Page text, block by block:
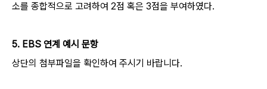
소를 종합적으로 고려하여 2점 혹은 3점을 부여하였다.
5. EBS 연계 예시 문항
상단의 첨부파일을 확인하여 주시기 바랍니다.